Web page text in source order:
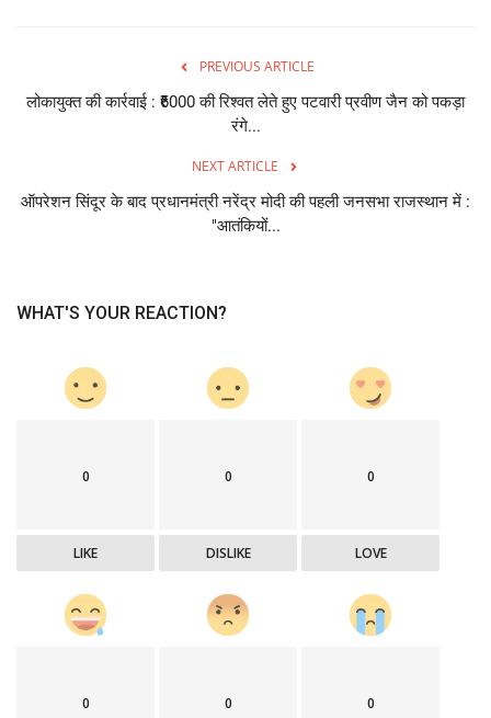
PREVIOUS ARTICLE
लोकायुक्त की कार्रवाई : ₹6000 की रिश्वत लेते हुए पटवारी प्रवीण जैन को पकड़ा
रंगे...
NEXT ARTICLE
ऑपरेशन सिंदूर के बाद प्रधानमंत्री नरेंद्र मोदी की पहली जनसभा राजस्थान में :
"आतंकियों...
WHAT'S YOUR REACTION?
0
LIKE
0
DISLIKE
0
LOVE
0 0 0